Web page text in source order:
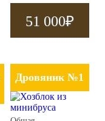
51 000₽
Дровяник №1